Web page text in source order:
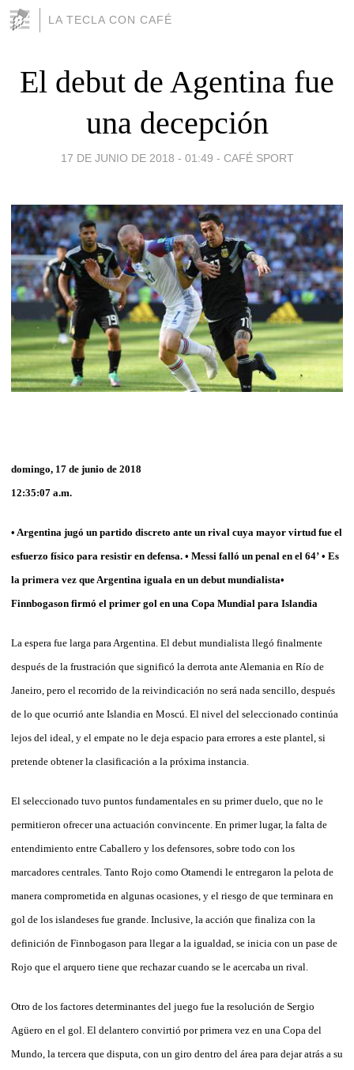
LA TECLA CON CAFÉ
El debut de Agentina fue
una decepción
17 DE JUNIO DE 2018 - 01:49 - CAFÉ SPORT
domingo, 17 de junio de 2018
12:35:07 a.m.
• Argentina jugó un partido discreto ante un rival cuya mayor virtud fue el
esfuerzo físico para resistir en defensa. • Messi falló un penal en el 64’ • Es
la primera vez que Argentina iguala en un debut mundialista•
Finnbogason firmó el primer gol en una Copa Mundial para Islandia
La espera fue larga para Argentina. El debut mundialista llegó finalmente
después de la frustración que significó la derrota ante Alemania en Río de
Janeiro, pero el recorrido de la reivindicación no será nada sencillo, después
de lo que ocurrió ante Islandia en Moscú. El nivel del seleccionado continúa
lejos del ideal, y el empate no le deja espacio para errores a este plantel, si
pretende obtener la clasificación a la próxima instancia.
El seleccionado tuvo puntos fundamentales en su primer duelo, que no le
permitieron ofrecer una actuación convincente. En primer lugar, la falta de
entendimiento entre Caballero y los defensores, sobre todo con los
marcadores centrales. Tanto Rojo como Otamendi le entregaron la pelota de
manera comprometida en algunas ocasiones, y el riesgo de que terminara en
gol de los islandeses fue grande. Inclusive, la acción que finaliza con la
definición de Finnbogason para llegar a la igualdad, se inicia con un pase de
Rojo que el arquero tiene que rechazar cuando se le acercaba un rival.
Otro de los factores determinantes del juego fue la resolución de Sergio
Agüero en el gol. El delantero convirtió por primera vez en una Copa del
Mundo, la tercera que disputa, con un giro dentro del área para dejar atrás a su